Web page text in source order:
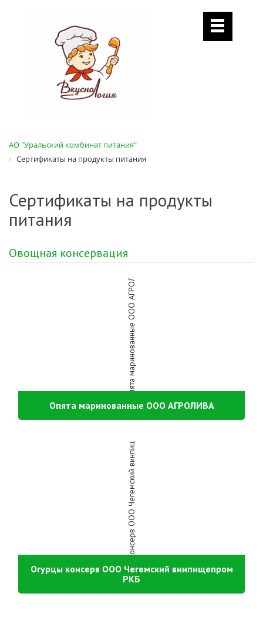
АО "Уральский комбинат питания"
Сертификаты на продукты питания
Сертификаты на продукты
питания
Овощная консервация
Опята маринованные ООО АГРОЛИВА
Огурцы консерв ООО Чегемский винпищепром
РКБ